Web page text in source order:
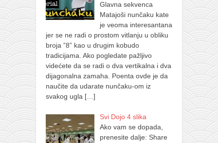
Glavna sekvenca
Matajoši nunčaku kate
je veoma interesantana
jer se ne radi o prostom vitlanju u obliku
broja ”8” kao u drugim kobudo
tradicijama. Ako pogledate pažljivo
videćete da se radi o dva vertikalna i dva
dijagonalna zamaha. Poenta ovde je da
naučite da udarate nunčaku-om iz
svakog ugla […]
Svi Dojo 4 slika
Ako vam se dopada,
prenesite dalje: Share